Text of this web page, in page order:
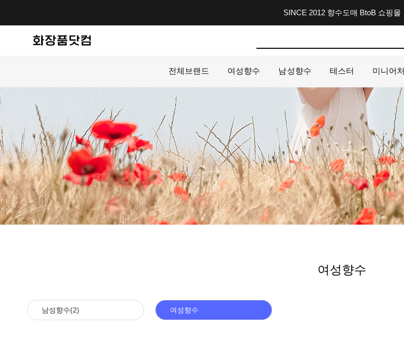
SINCE 2012 향수도매 BtoB 쇼핑몰
전체브랜드 여성향수 남성향수 테스터 미니어처
여성향수
남성향수(2) 여성향수